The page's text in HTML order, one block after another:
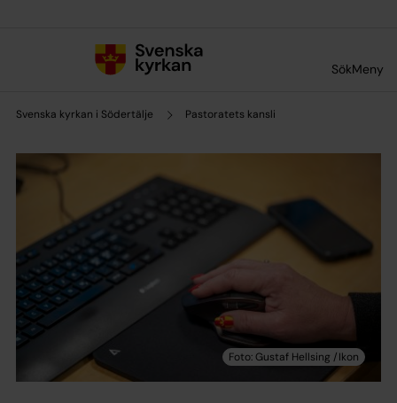
SökMeny
Svenska kyrkan i Södertälje Pastoratets kansli